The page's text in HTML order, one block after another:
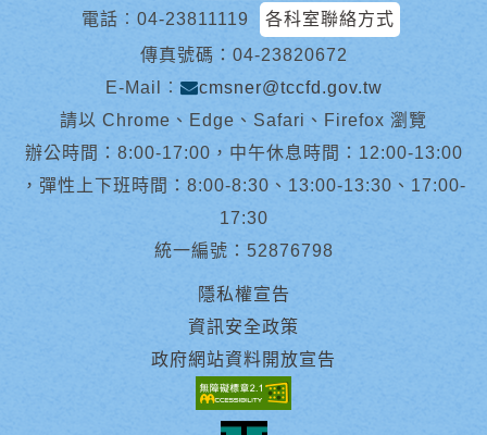
電話︰ 04-23811119
各科室聯絡方式
傳真號碼：04-23820672
E-Mail︰
cmsner@tccfd.gov.tw
請以 Chrome、Edge、Safari、Firefox 瀏覽
辦公時間：8:00-17:00，中午休息時間：12:00-13:00
，彈性上下班時間：8:00-8:30、13:00-13:30、17:00-
17:30
統一編號：52876798
隱私權宣告
資訊安全政策
政府網站資料開放宣告